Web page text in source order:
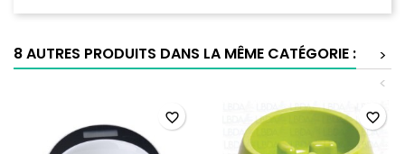
8 AUTRES PRODUITS DANS LA MÊME CATÉGORIE :
>
<
favorite_border favorite_border